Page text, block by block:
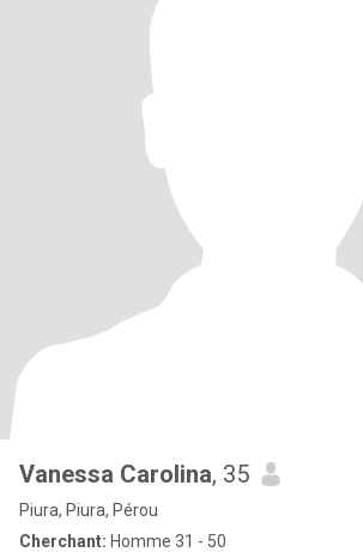
Vanessa Carolina, 35
Piura, Piura, Pérou
Cherchant: Homme 31 - 50